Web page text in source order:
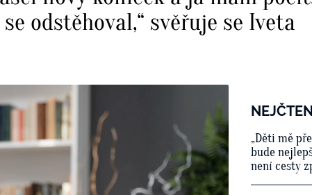
odstěhoval,“ svěřuje se Iveta
„Děti mě
bude
není cesty